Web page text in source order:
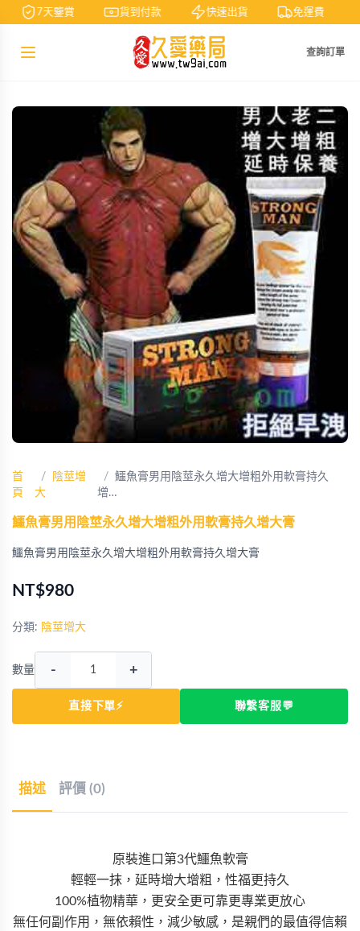
7天鑒賞 貨到付款 快速出貨 免運費
查詢訂單
首
頁
陰莖增
大
鱷魚膏男用陰莖永久增大增粗外用軟膏持久
增…
鱷魚膏男用陰莖永久增大增粗外用軟膏持久增大膏
鱷魚膏男用陰莖永久增大增粗外用軟膏持久增大膏
NT$980
分類: 陰莖增大
數量 - +
直接下單⚡ 聯繫客服💬
描述 評價 (0)
原裝進口第3代鱷魚軟膏
輕輕一抹，延時增大增粗，性福更持久
100%植物精華，更安全更可靠更專業更放心
無任何副作用，無依賴性，減少敏感，是親們的最值得信賴